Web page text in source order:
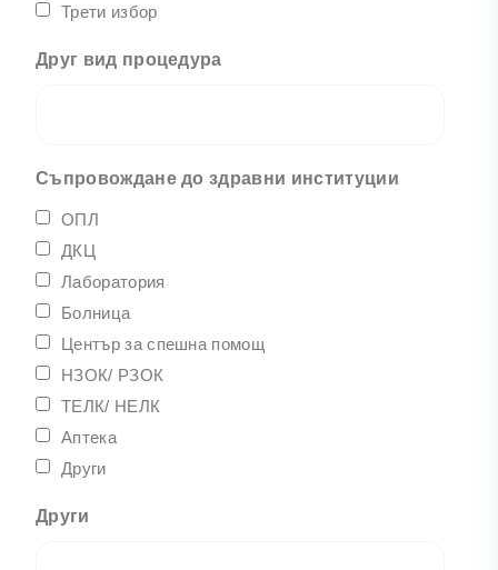
Трети избор
Друг вид процедура
Съпровождане до здравни институции
ОПЛ
ДКЦ
Лаборатория
Болница
Център за спешна помощ
НЗОК/ РЗОК
ТЕЛК/ НЕЛК
Аптека
Други
Други